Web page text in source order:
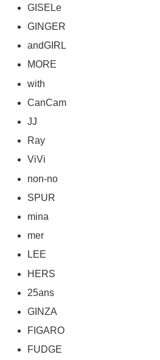
GISELe
GINGER
andGIRL
MORE
with
CanCam
JJ
Ray
ViVi
non-no
SPUR
mina
mer
LEE
HERS
25ans
GINZA
FIGARO
FUDGE